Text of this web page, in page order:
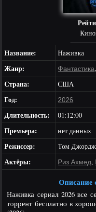
Название:
Наживка
Жанр: Фантастика,
Страна: США
Год: 2026
Длительность: 01:12:00
Премьера: нет данных
Режиссер: Том Джордж
Актёры: Риз Ахмед,
Описание
Наживка сериал 2026 все
торрент бесплатно в